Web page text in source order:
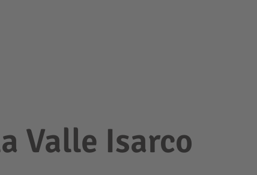
Valle Isarco